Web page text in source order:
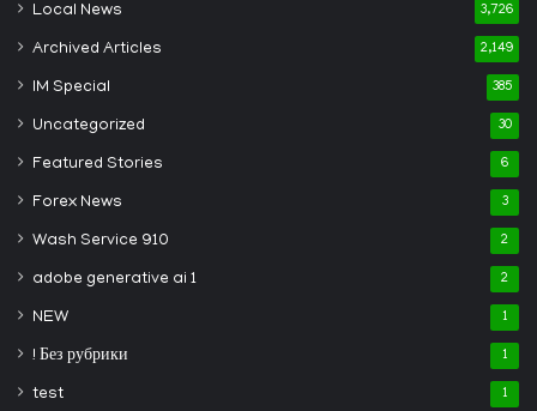
Local News 3,726
Archived Articles 2,149
IM Special 385
Uncategorized 30
Featured Stories 6
Forex News 3
Wash Service 910 2
adobe generative ai 1 2
NEW 1
! Без рубрики 1
test 1